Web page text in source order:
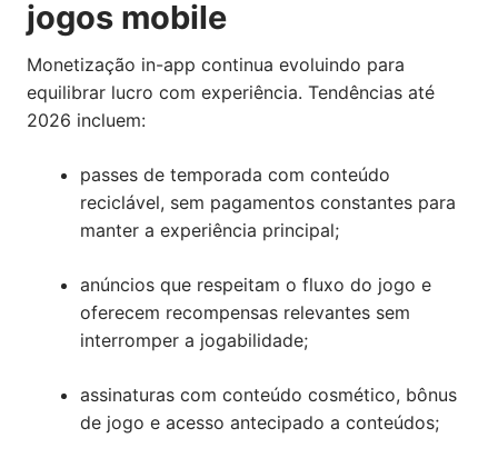
jogos mobile
Monetização in-app continua evoluindo para
equilibrar lucro com experiência. Tendências até
2026 incluem:
passes de temporada com conteúdo
reciclável, sem pagamentos constantes para
manter a experiência principal;
anúncios que respeitam o fluxo do jogo e
oferecem recompensas relevantes sem
interromper a jogabilidade;
assinaturas com conteúdo cosmético, bônus
de jogo e acesso antecipado a conteúdos;